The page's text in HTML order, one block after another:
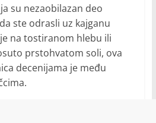
su nezaobilazan deo
ste odrasli uz kajganu
na tostiranom hlebu ili
prstohvatom soli, ova
decenijama je među